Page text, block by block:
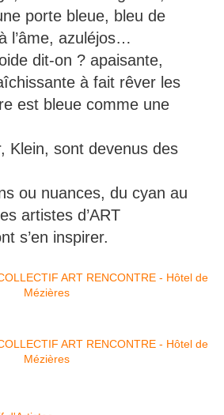
porte bleue, bleu de
l’âme, azuléjos…
dit-on ? apaisante,
à fait rêver les
est bleue comme une
Klein, sont devenus des
ou nuances, du cyan au
artistes d’ART
s’en inspirer.